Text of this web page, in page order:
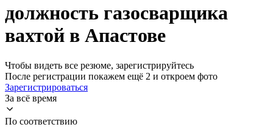
должность газосварщика
вахтой в Апастове
Чтобы видеть все резюме, зарегистрируйтесь
После регистрации покажем ещё 2 и откроем фото
Зарегистрироваться
За всё время
По соответствию